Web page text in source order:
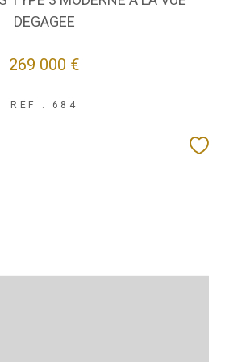
DEGAGEE
269 000 €
REF : 684